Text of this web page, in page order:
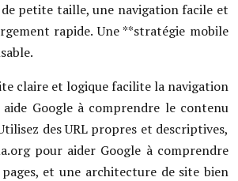
de petite taille, une navigation facile et
rapide. Une **stratégie mobile
claire et logique facilite la navigation
Google à comprendre le contenu
des URL propres et descriptives,
pour aider Google à comprendre
et une architecture de site bien